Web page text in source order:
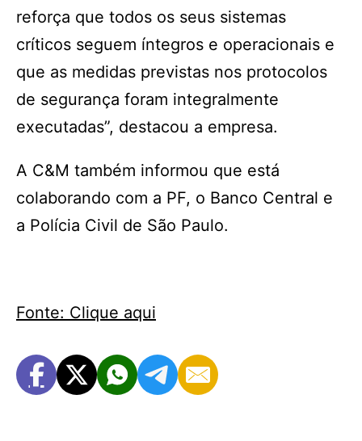
reforça que todos os seus sistemas
críticos seguem íntegros e operacionais e
que as medidas previstas nos protocolos
de segurança foram integralmente
executadas”, destacou a empresa.
A C&M também informou que está
colaborando com a PF, o Banco Central e
a Polícia Civil de São Paulo.
Fonte: Clique aqui